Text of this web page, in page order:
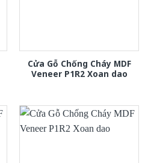
Cửa Gỗ Chống Cháy MDF
Veneer P1R2 Xoan dao